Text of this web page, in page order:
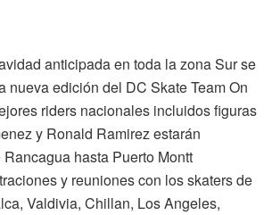
anticipada en toda la zona Sur se
nueva edición del DC Skate Team On
riders nacionales incluidos figuras
y Ronald Ramirez estarán
hasta Puerto Montt
y reuniones con los skaters de
Valdivia, Chillan, Los Angeles,